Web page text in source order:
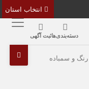
دسته‌بندی‌هاثبت آگهی
و سمباده